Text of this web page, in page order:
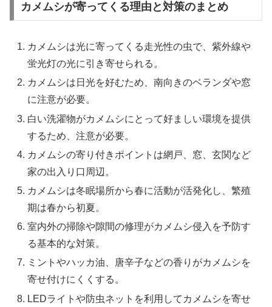
カメムシが寄ってくる理由と対策のまとめ
カメムシは光に寄ってくる走光性の虫で、紫外線や
蛍光灯の光に引き寄せられる。
カメムシは日光を好むため、南向きのベランダや窓
に注意が必要。
白い洗濯物がカメムシにとって好ましい環境を提供
するため、注意が必要。
カメムシの寄り付きポイントは網戸、窓、玄関など
家の出入り口周辺。
カメムシは冬眠場所から春に活動が活発化し、繁殖
期は春から初夏。
室内外の掃除や隙間の修理がカメムシ侵入を予防す
る基本的な対策。
ミントやハッカ油、唐辛子などの香りがカメムシを
寄せ付けにくくする。
LEDライトや防虫ネットを利用してカメムシを寄せ